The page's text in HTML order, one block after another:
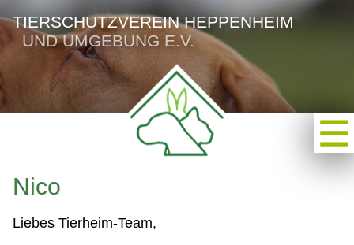
TIERSCHUTZVEREIN HEPPENHEIM
UND UMGEBUNG E.V.
Nico
Liebes Tierheim-Team,